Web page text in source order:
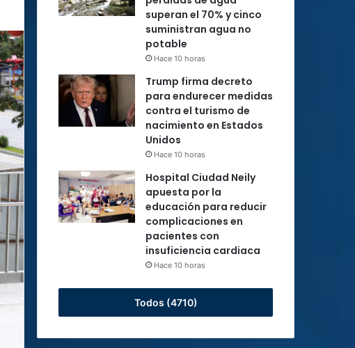
superan el 70% y cinco
suministran agua no
potable
Hace 10 horas
Trump firma decreto
para endurecer medidas
contra el turismo de
nacimiento en Estados
Unidos
Hace 10 horas
Hospital Ciudad Neily
apuesta por la
educación para reducir
complicaciones en
pacientes con
insuficiencia cardiaca
Hace 10 horas
Todos (4710)